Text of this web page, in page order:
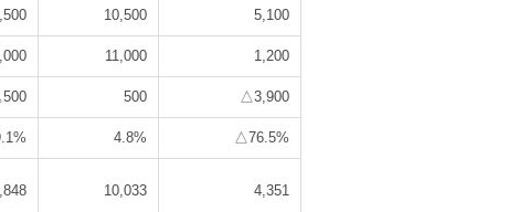
10,500 5,100
11,000 1,200
500 △3,900
4.8% △76.5%
10,033 4,351